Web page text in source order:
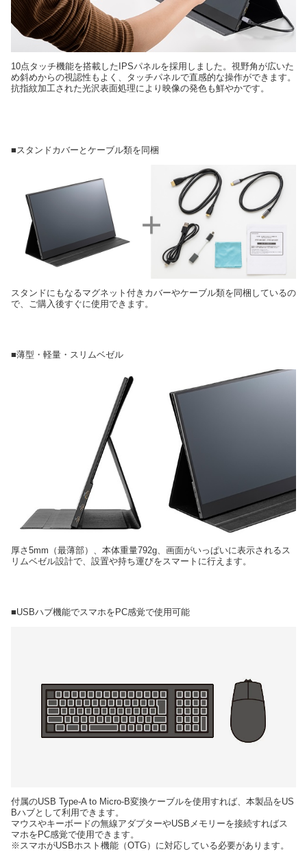
10点タッチ機能を搭載したIPSパネルを採用しました。視野角が広いた
め斜めからの視認性もよく、タッチパネルで直感的な操作ができます。
抗指紋加工された光沢表面処理により映像の発色も鮮やかです。
■スタンドカバーとケーブル類を同梱
スタンドにもなるマグネット付きカバーやケーブル類を同梱しているの
で、ご購入後すぐに使用できます。
■薄型・軽量・スリムベゼル
厚さ5mm（最薄部）、本体重量792g、画面がいっぱいに表示されるス
リムベゼル設計で、設置や持ち運びをスマートに行えます。
■USBハブ機能でスマホをPC感覚で使用可能
付属のUSB Type-A to Micro-B変換ケーブルを使用すれば、本製品をUS
Bハブとして利用できます。
マウスやキーボードの無線アダプターやUSBメモリーを接続すればス
マホをPC感覚で使用できます。
※スマホがUSBホスト機能（OTG）に対応している必要があります。